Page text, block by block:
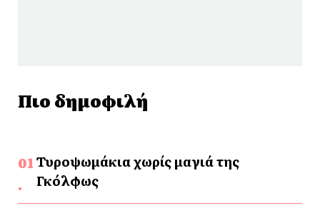
Πιο δημοφιλή
Τυροψωμάκια χωρίς μαγιά της
Γκόλφως